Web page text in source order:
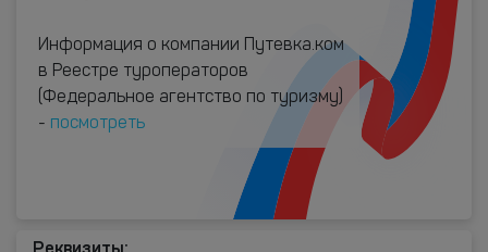
Информация о компании Путевка.ком
в Реестре туроператоров
(Федеральное агентство по туризму)
- посмотреть